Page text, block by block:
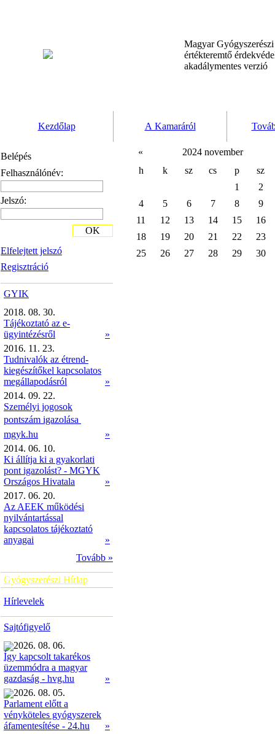
Magyar
értékteremtő
akadálymentes verzió
Kezdőlap A Kamaráról
Belépés
Felhasználónév:
Jelszó:
Elfelejtett jelszó
Regisztráció
OK
GYIK
2018. 08. 30.
Tájékoztató az e-
ügyintézésről
»
2016. 11. 23.
Tudnivalók az étrend-
kiegészítőkel kapcsolatos
megállapodásról
»
2014. 09. 22.
Személyi jogosok
pontszám igazolása 
mgyk.hu
»
2014. 06. 10.
Ki állítja ki a gyakorlati
pont igazolást? - MGYK
Országos Hivatala
»
2017. 06. 20.
Az AEEK működési
nyilvántartással
kapcsolatos tájékoztató
anyagai
»
Tovább »
Gyógyszerészi Hírlap
Hírlevelek
Sajtófigyelő
2026. 08. 06.
Így kapcsolt takarékos
üzemmódra a magyar
gazdaság - hvg.hu
»
2026. 08. 05.
Parlament előtt a
vényköteles gyógyszerek
áfamentesítése - 24.hu
»
«
2024 november
h
k sz cs p
sz
1
2
4
5 6 7 8
9
11
12 13 14 15
16
18
19 20 21 22
23
25
26 27 28 29 30